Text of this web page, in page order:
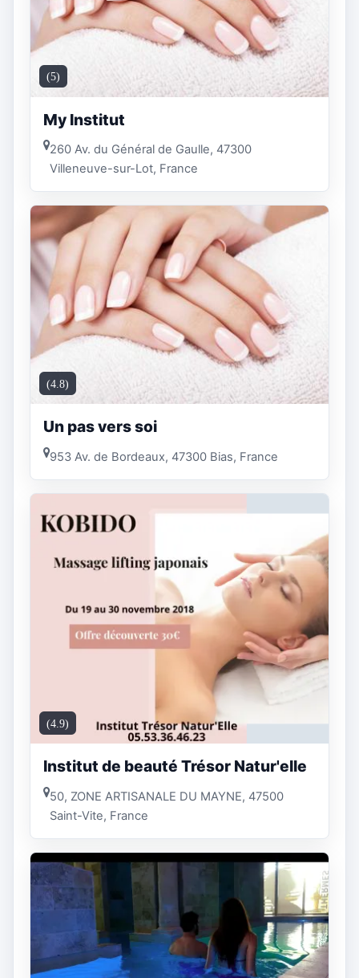
(5)
My Institut
260 Av. du Général de Gaulle, 47300
Villeneuve-sur-Lot, France
(4.8)
Un pas vers soi
953 Av. de Bordeaux, 47300 Bias, France
(4.9)
Institut de beauté Trésor Natur'elle
50, ZONE ARTISANALE DU MAYNE, 47500
Saint-Vite, France